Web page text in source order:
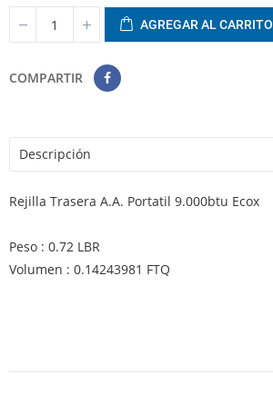
AGREGAR AL CARRITO
COMPARTIR
Descripción
Rejilla Trasera A.A. Portatil 9.000btu Ecox
Peso : 0.72 LBR
Volumen : 0.14243981 FTQ